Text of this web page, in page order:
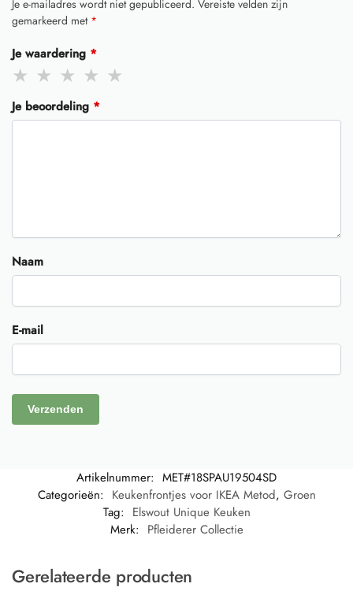
Je e-mailadres wordt niet gepubliceerd. Vereiste velden zijn
gemarkeerd met *
Je waardering *
Je beoordeling *
Naam
E-mail
Artikelnummer: MET#18SPAU19504SD
Categorieën: Keukenfrontjes voor IKEA Metod, Groen
Tag: Elswout Unique Keuken
Merk: Pfleiderer Collectie
Gerelateerde producten